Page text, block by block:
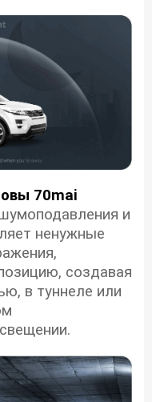
70mai
и
ненужные
создавая
в туннеле или